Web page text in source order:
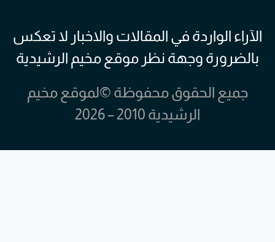
الآراء الواردة في المقالات والاخبار لا تعكس
بالضرورة وجهة نظر موقع مخيم الرشيدية
جميع الحقوق محفوظة ©لموقع مخيم
الرشيدية 2010 – 2026